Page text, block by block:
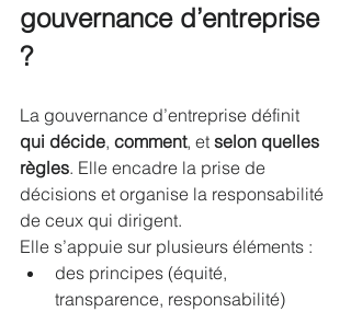
gouvernance d’entreprise
?
La gouvernance d’entreprise définit
qui décide, comment, et selon quelles
règles. Elle encadre la prise de
décisions et organise la responsabilité
de ceux qui dirigent.
Elle s’appuie sur plusieurs éléments :
des principes (équité,
transparence, responsabilité)